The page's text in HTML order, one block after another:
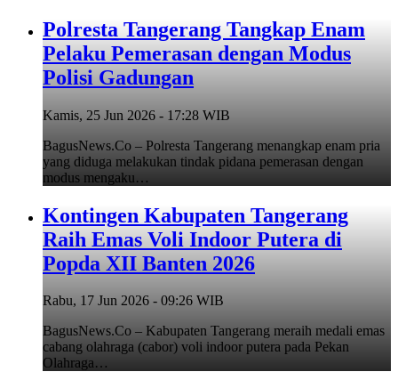
Polresta Tangerang Tangkap Enam
Pelaku Pemerasan dengan Modus
Polisi Gadungan
Kamis, 25 Jun 2026 - 17:28 WIB
BagusNews.Co – Polresta Tangerang menangkap enam pria
yang diduga melakukan tindak pidana pemerasan dengan
modus mengaku…
Kontingen Kabupaten Tangerang
Raih Emas Voli Indoor Putera di
Popda XII Banten 2026
Rabu, 17 Jun 2026 - 09:26 WIB
BagusNews.Co – Kabupaten Tangerang meraih medali emas
cabang olahraga (cabor) voli indoor putera pada Pekan
Olahraga…